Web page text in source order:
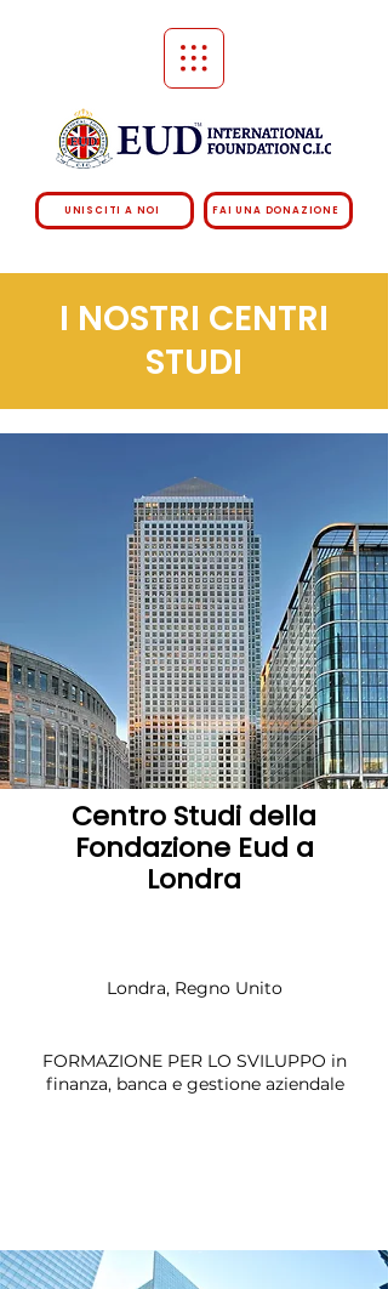
FAI UNA DONAZIONE
UNISCITI A NOI
I NOSTRI CENTRI
STUDI
Centro Studi della
Fondazione Eud a
Londra
Londra, Regno Unito
FORMAZIONE PER LO SVILUPPO in
finanza, banca e gestione aziendale